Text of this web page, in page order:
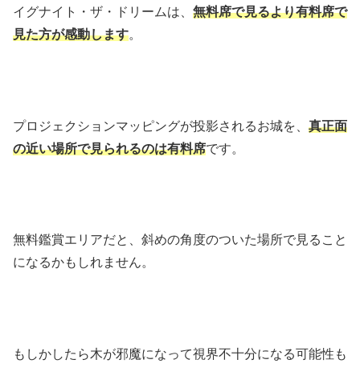
イグナイト・ザ・ドリームは、 無料席で見るより有料席で
見た方が感動します。
プロジェクションマッピングが投影されるお城を、 真正面
の近い場所で見られるのは有料席です。
無料鑑賞エリアだと、斜めの角度のついた場所で見ること
になるかもしれません。
もしかしたら木が邪魔になって視界不十分になる可能性も